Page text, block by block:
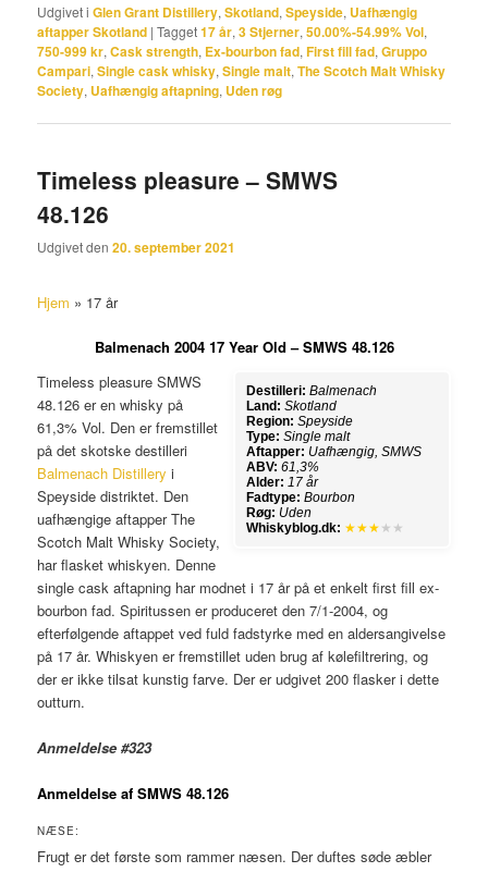
Udgivet i Glen Grant Distillery,Skotland,Speyside, Uafhængig
aftapper Skotland |Tagget17 år,3 Stjerner,50.00%-54.99% Vol,
750-999 kr,Cask strength, Ex-bourbon fad,First fill fad,Gruppo
Campari,Single cask whisky,Single malt,The Scotch Malt Whisky
Society, Uafhængig aftapning, Uden røg
Timeless pleasure – SMWS
48.126
Udgivet den20. september 2021
Hjem » 17 år
Balmenach 2004 17 Year Old – SMWS 48.126
Destilleri: Balmenach
Land: Skotland
Region: Speyside
Type: Single malt
Aftapper: Uafhængig, SMWS
ABV: 61,3%
Alder: 17 år
Fadtype: Bourbon
Røg: Uden
Whiskyblog.dk: ★★★ ★★
Timeless pleasure SMWS
48.126 er en whisky på
61,3% Vol. Den er fremstillet
på det skotske destilleri
Balmenach Distillery i
Speyside distriktet. Den
uafhængige aftapper The
Scotch Malt Whisky Society,
har flasket whiskyen. Denne
single cask aftapning har modnet i 17 år på et enkelt first fill ex-
bourbon fad. Spiritussen er produceret den 7/1-2004, og
efterfølgende aftappet ved fuld fadstyrke med en aldersangivelse
på 17 år. Whiskyen er fremstillet uden brug af kølefiltrering, og
der er ikke tilsat kunstig farve. Der er udgivet 200 flasker i dette
outturn.
Anmeldelse #323
Anmeldelse af SMWS 48.126
NÆSE:
Frugt er det første som rammer næsen. Der duftes søde æbler